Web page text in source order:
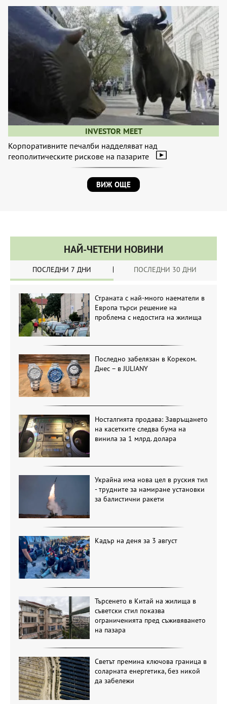
INVESTOR MEET
Корпоративните печалби надделяват над
геополитическите рискове на пазарите
ВИЖ ОЩЕ
НАЙ-ЧЕТЕНИ НОВИНИ
ПОСЛЕДНИ 7 ДНИ ПОСЛЕДНИ 30 ДНИ
Страната с най-много наематели в
Европа търси решение на
проблема с недостига на жилища
Последно забелязан в Кореком.
Днес – в JULIANY
Носталгията продава: Завръщането
на касетките следва бума на
винила за 1 млрд. долара
Украйна има нова цел в руския тил
- трудните за намиране установки
за балистични ракети
Кадър на деня за 3 август
Търсенето в Китай на жилища в
съветски стил показва
ограниченията пред съживяването
на пазара
Светът премина ключова граница в
соларната енергетика, без никой
да забележи